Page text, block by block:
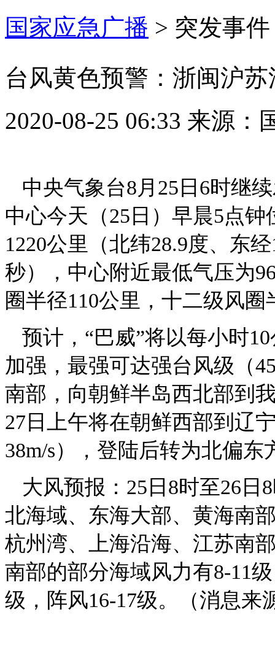
国家应急广播 > 突发事件
台风黄色预警：浙闽沪
2020-08-25 06:33 来源：
中央气象台8月25日6时继
中心今天（25日）早晨5点
1220公里（北纬28.9度、东经
秒），中心附近最低气压为
圈半径110公里，十二级风圈
预计，“巴威”将以每小时
加强，最强可达强台风级（
南部，向朝鲜半岛西北部到
27日上午将在朝鲜西部到辽
38m/s），登陆后转为北偏
大风预报：25日8时至26
北海域、东海大部、黄海南
杭州湾、上海沿海、江苏南
南部的部分海域风力有8-11
级，阵风16-17级。（消息来